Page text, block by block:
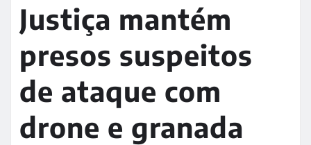
Justiça mantém
presos suspeitos
de ataque com
drone e granada